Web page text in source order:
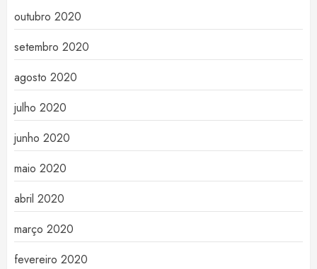
outubro 2020
setembro 2020
agosto 2020
julho 2020
junho 2020
maio 2020
abril 2020
março 2020
fevereiro 2020